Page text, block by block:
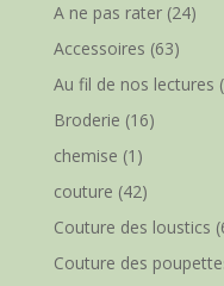
A ne pas rater(24)
Accessoires (63)
Au fil de nos lectures
Broderie (16)
chemise (1)
couture (42)
Couture des loustics
Couture des